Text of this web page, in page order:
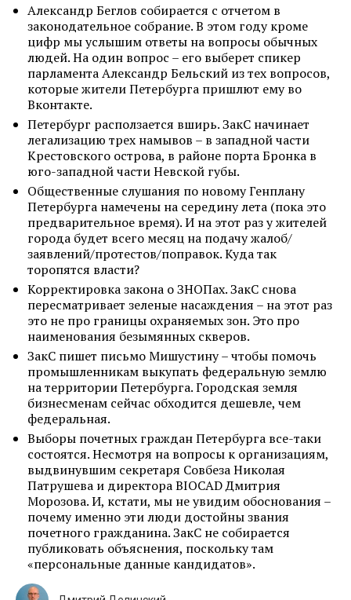
Александр Беглов собирается с отчетом в
законодательное собрание. В этом году кроме
цифр мы услышим ответы на вопросы обычных
людей. На один вопрос – его выберет спикер
парламента Александр Бельский из тех вопросов,
которые жители Петербурга пришлют ему во
Вконтакте.
Петербург расползается вширь. ЗакС начинает
легализацию трех намывов – в западной части
Крестовского острова, в районе порта Бронка в
юго-западной части Невской губы.
Общественные слушания по новому Генплану
Петербурга намечены на середину лета (пока это
предварительное время). И на этот раз у жителей
города будет всего месяц на подачу жалоб/
заявлений/протестов/поправок. Куда так
торопятся власти?
Корректировка закона о ЗНОПах. ЗакС снова
пересматривает зеленые насаждения – на этот раз
это не про границы охраняемых зон. Это про
наименования безымянных скверов.
ЗакС пишет письмо Мишустину – чтобы помочь
промышленникам выкупать федеральную землю
на территории Петербурга. Городская земля
бизнесменам сейчас обходится дешевле, чем
федеральная.
Выборы почетных граждан Петербурга все-таки
состоятся. Несмотря на вопросы к организациям,
выдвинувшим секретаря Совбеза Николая
Патрушева и директора BIOCAD Дмитрия
Морозова. И, кстати, мы не увидим обоснования –
почему именно эти люди достойны звания
почетного гражданина. ЗакС не собирается
публиковать объяснения, поскольку там
«персональные данные кандидатов».